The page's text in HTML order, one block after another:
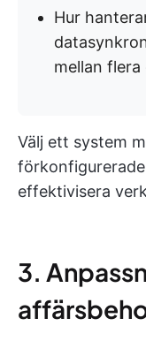
Hur
mellan
Välj ett system
effektivisera
3.